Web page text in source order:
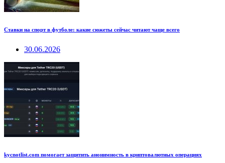
Ставки на спорт в футболе: какие сюжеты сейчас читают чаще всего
30.06.2026
kycnotlist.com помогает защитить анонимность в криптовалютных операциях